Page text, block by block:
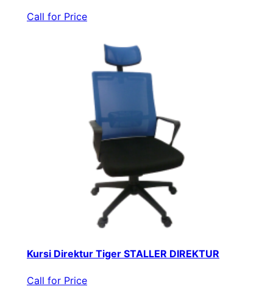
Call for Price
Kursi Direktur Tiger STALLER DIREKTUR
Call for Price